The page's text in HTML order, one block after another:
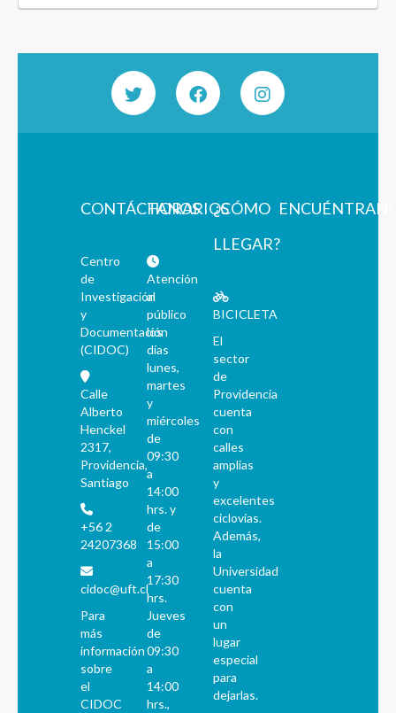
CONTÁCTANOS
Centro
de
Investigación
y
Documentación
(CIDOC)
Calle
Alberto
Henckel
2317,
Providencia,
Santiago
+56 2
24207368
cidoc@uft.cl
Para
más
información
sobre
el
CIDOC
HORARIOS
Atención
al
público
los
días
lunes,
martes
y
miércoles
de
09:30
a
14:00
hrs. y
de
15:00
a
17:30
hrs.
Jueves
de
09:30
a
14:00
hrs.,
¿CÓMO
LLEGAR?
BICICLETA
El
sector
de
Providencia
cuenta
con
calles
amplias
y
excelentes
ciclovías.
Además,
la
Universidad
cuenta
con
un
lugar
especial
para
dejarlas.